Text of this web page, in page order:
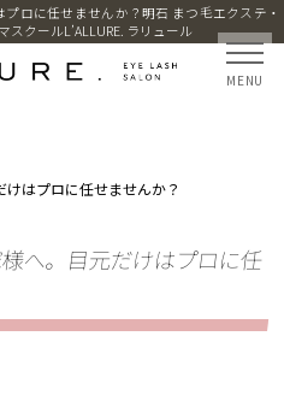
ロに任せませんか？明石 まつ毛エクステ・
クールL’ALLURE. ラリュール
MENU
はプロに任せませんか？
へ。目元だけはプロに任